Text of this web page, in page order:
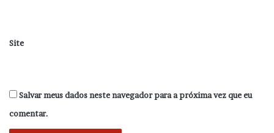
Site
Salvar meus dados neste navegador para a próxima vez que eu
comentar.